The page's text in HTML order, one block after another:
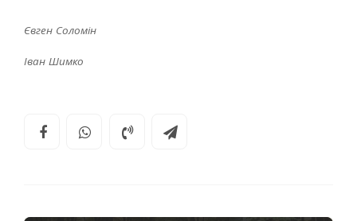
Євген Соломін
Іван Шимко